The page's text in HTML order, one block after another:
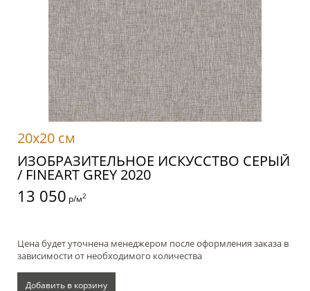
20x20 см
ИЗОБРАЗИТЕЛЬНОЕ ИСКУССТВО СЕРЫЙ
/ FINEART GREY 2020
13 050 р/м2
Цена будет уточнена менеджером после оформления заказа в
зависимости от необходимого количества
Добавить в корзину